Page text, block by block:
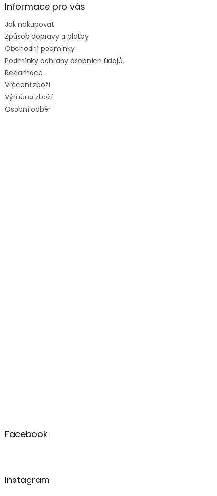
Informace pro vás
Jak nakupovat
Způsob dopravy a platby
Obchodní podmínky
Podmínky ochrany osobních údajů
Reklamace
Vrácení zboží
Výměna zboží
Osobní odběr
Facebook
Instagram